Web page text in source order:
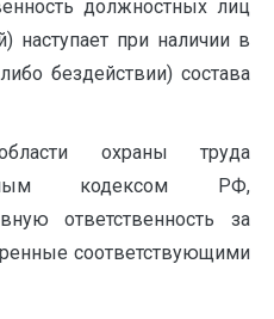
должностных лиц
наступает при наличии в
бездействии) состава
охраны труда
кодексом РФ,
ответственность за
соответствующими